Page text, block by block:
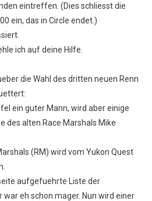
eintreffen. (Dies schliesst die
ein, das in Circle endet.)
ich auf deine Hilfe.
die Wahl des dritten neuen Renn
ein guter Mann, wird aber einige
des alten Race Marshals Mike
(RM) wird vom Yukon Quest
aufgefuehrte Liste der
eh schon mager. Nun wird einer